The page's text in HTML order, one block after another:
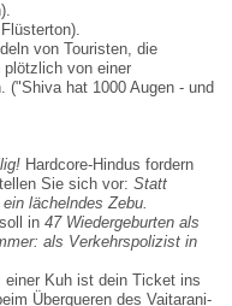
von Touristen, die
von einer
("Shiva hat 1000 Augen - und
Hardcore-Hindus fordern
Sie sich vor: Statt
lächelndes Zebu.
in 47 Wiedergeburten als
als Verkehrspolizist in
einer Kuh ist dein Ticket ins
Überqueren des Vaitarani-